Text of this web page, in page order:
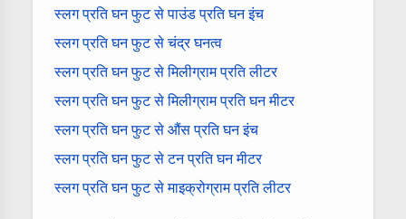
स्लग प्रति घन फुट से पाउंड प्रति घन इंच
स्लग प्रति घन फुट से चंद्र घनत्व
स्लग प्रति घन फुट से मिलीग्राम प्रति लीटर
स्लग प्रति घन फुट से मिलीग्राम प्रति घन मीटर
स्लग प्रति घन फुट से औंस प्रति घन इंच
स्लग प्रति घन फुट से टन प्रति घन मीटर
स्लग प्रति घन फुट से माइक्रोग्राम प्रति लीटर